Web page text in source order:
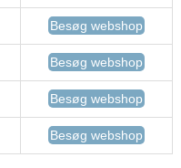
Besøg webshop
Besøg webshop
Besøg webshop
Besøg webshop